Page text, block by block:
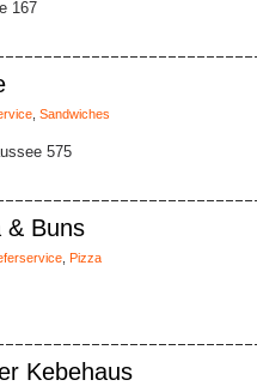
167
Sandwiches
575
& Buns
Pizza
Kebehaus